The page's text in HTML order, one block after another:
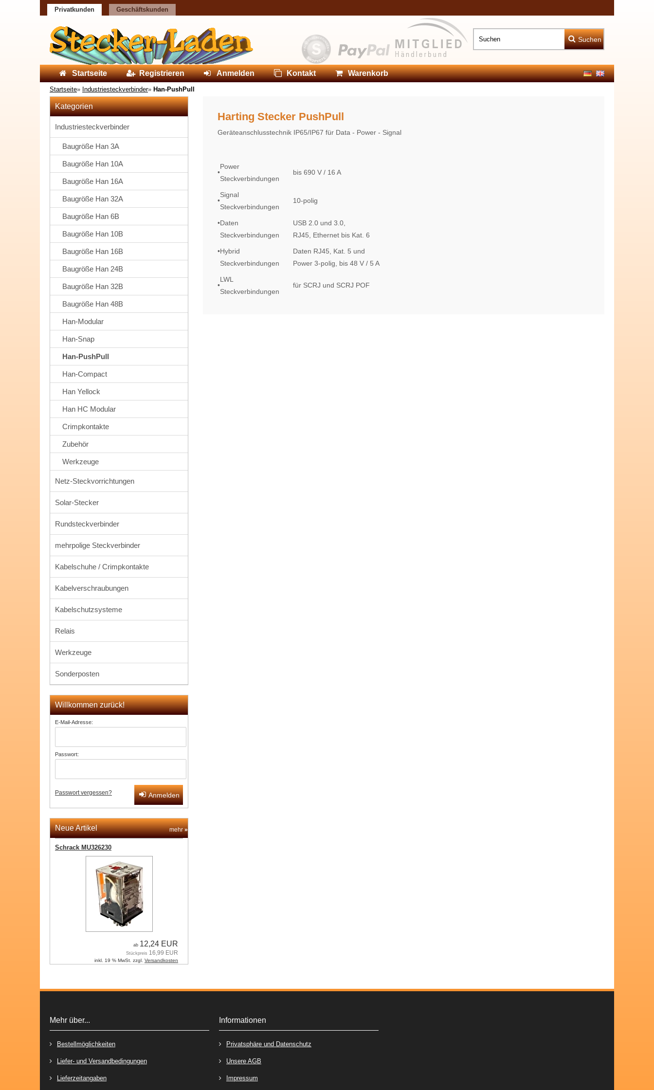
Privatkunden Geschäftskunden
Suchen
Startseite Registrieren Anmelden Kontakt Warenkorb
Startseite» Industriesteckverbinder» Han-PushPull
Harting Stecker PushPull
Geräteanschlusstechnik IP65/IP67 für Data - Power - Signal
•
Power
Steckverbindungen
bis 690 V / 16 A
•
Signal
Steckverbindungen
10-polig
•Daten
Steckverbindungen
USB 2.0 und 3.0,
RJ45, Ethernet bis Kat. 6
•Hybrid
Steckverbindungen
Daten RJ45, Kat. 5 und
Power 3-polig, bis 48 V / 5 A
•
LWL
Steckverbindungen
für SCRJ und SCRJ POF
Kategorien
Industriesteckverbinder
Baugröße Han 3A
Baugröße Han 10A
Baugröße Han 16A
Baugröße Han 32A
Baugröße Han 6B
Baugröße Han 10B
Baugröße Han 16B
Baugröße Han 24B
Baugröße Han 32B
Baugröße Han 48B
Han-Modular
Han-Snap
Han-PushPull
Han-Compact
Han Yellock
Han HC Modular
Crimpkontakte
Zubehör
Werkzeuge
Netz-Steckvorrichtungen
Solar-Stecker
Rundsteckverbinder
mehrpolige Steckverbinder
Kabelschuhe / Crimpkontakte
Kabelverschraubungen
Kabelschutzsysteme
Relais
Werkzeuge
Sonderposten
Willkommen zurück!
E-Mail-Adresse:
Passwort:
Passwort vergessen? Anmelden
Neue Artikel mehr»
Schrack MU326230
ab 12,24 EUR
Stückpreis 16,99 EUR
inkl. 19 % MwSt. zzgl. Versandkosten
Mehr über...
Bestellmöglichkeiten
Liefer- und Versandbedingungen
Lieferzeitangaben
Informationen
Privatsphäre und Datenschutz
Unsere AGB
Impressum